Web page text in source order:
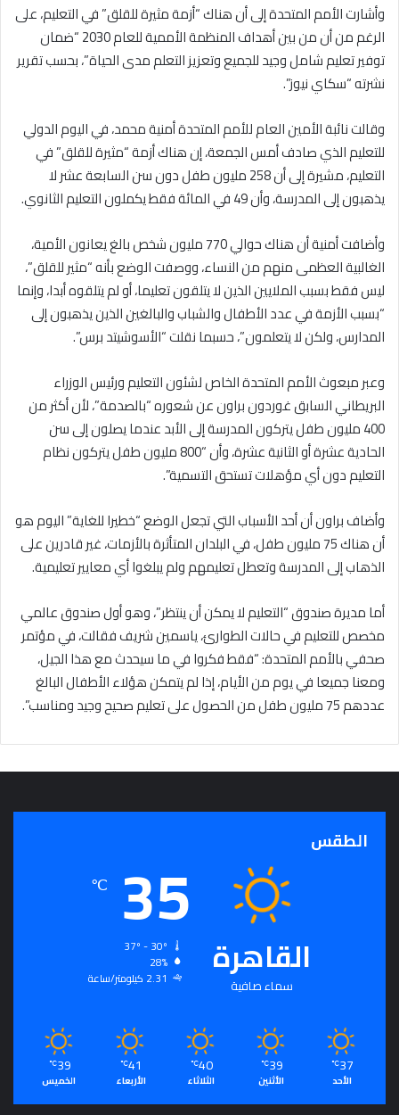
وأشارت الأمم المتحدة إلى أن هناك “أزمة مثيرة للقلق” في التعليم، على
الرغم من أن من بين أهداف المنظمة الأممية للعام 2030 “ضمان
توفير تعليم شامل وجيد للجميع وتعزيز التعلم مدى الحياة”، بحسب تقرير
نشرته “سكاي نيوز”.
وقالت نائبة الأمين العام للأمم المتحدة أمنية محمد، في اليوم الدولي
للتعليم الذي صادف أمس الجمعة، إن هناك أزمة “مثيرة للقلق” في
التعليم، مشيرة إلى أن 258 مليون طفل دون سن السابعة عشر لا
يذهبون إلى المدرسة، وأن 49 في المائة فقط يكملون التعليم الثانوي.
وأضافت أمنية أن هناك حوالي 770 مليون شخص بالغ يعانون الأمية،
الغالبية العظمى منهم من النساء، ووصفت الوضع بأنه “مثير للقلق”،
ليس فقط بسبب الملايين الذين لا يتلقون تعليما، أو لم يتلقوه أبدا، وإنما
“بسبب الأزمة في عدد الأطفال والشباب والبالغين الذين يذهبون إلى
المدارس، ولكن لا يتعلمون”، حسبما نقلت “الأسوشيتد برس”.
وعبر مبعوث الأمم المتحدة الخاص لشئون التعليم ورئيس الوزراء
البريطاني السابق غوردون براون عن شعوره “بالصدمة”، لأن أكثر من
400 مليون طفل يتركون المدرسة إلى الأبد عندما يصلون إلى سن
الحادية عشرة أو الثانية عشرة، وأن “800 مليون طفل يتركون نظام
التعليم دون أي مؤهلات تستحق التسمية”.
وأضاف براون أن أحد الأسباب التي تجعل الوضع “خطيرا للغاية” اليوم هو
أن هناك 75 مليون طفل، في البلدان المتأثرة بالأزمات، غير قادرين على
الذهاب إلى المدرسة وتعطل تعليمهم ولم يبلغوا أي معايير تعليمية.
أما مديرة صندوق “التعليم لا يمكن أن ينتظر”، وهو أول صندوق عالمي
مخصص للتعليم في حالات الطوارئ، ياسمين شريف فقالت، في مؤتمر
صحفي بالأمم المتحدة: “فقط فكروا في ما سيحدث مع هذا الجيل،
ومعنا جميعا في يوم من الأيام، إذا لم يتمكن هؤلاء الأطفال البالغ
عددهم 75 مليون طفل من الحصول على تعليم صحيح وجيد ومناسب”.
الطقس
القاهرة
سماء صافية
35
℃
28%
2.31 كيلومتر/ساعة
37
℃
الأحد
39
℃
الأثنين
40
℃
الثلاثاء
41
℃
الأربعاء
39
℃
الخميس